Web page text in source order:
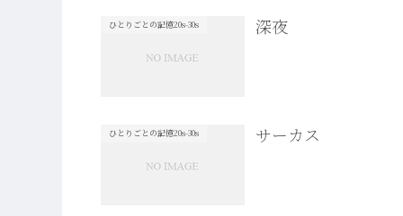
ひとりごとの記憶20s-30s 深夜
ひとりごとの記憶20s-30s サーカス